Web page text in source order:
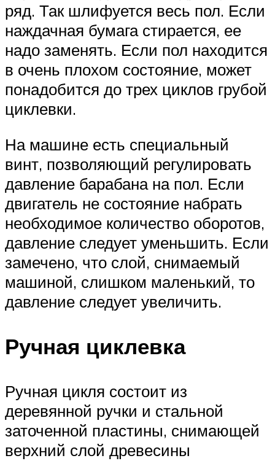
ряд. Так шлифуется весь пол. Если
наждачная бумага стирается, ее
надо заменять. Если пол находится
в очень плохом состояние, может
понадобится до трех циклов грубой
циклевки.
На машине есть специальный
винт, позволяющий регулировать
давление барабана на пол. Если
двигатель не состояние набрать
необходимое количество оборотов,
давление следует уменьшить. Если
замечено, что слой, снимаемый
машиной, слишком маленький, то
давление следует увеличить.
Ручная циклевка
Ручная цикля состоит из
деревянной ручки и стальной
заточенной пластины, снимающей
верхний слой древесины